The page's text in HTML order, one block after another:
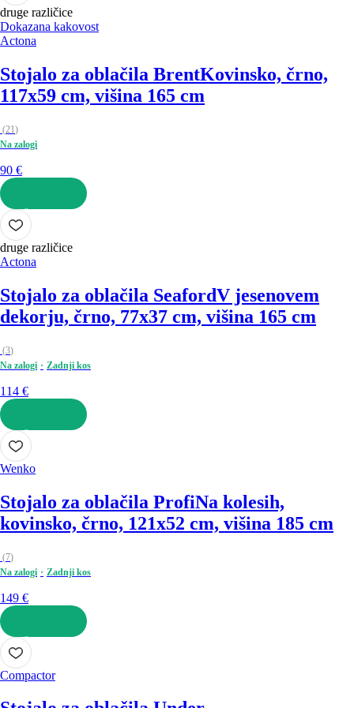
druge različice
Dokazana kakovost
Actona
Stojalo za oblačila BrentKovinsko, črno,
117x59 cm, višina 165 cm
(21)
Na zalogi
90 €
V KOŠARICO
druge različice
Actona
Stojalo za oblačila SeafordV jesenovem
dekorju, črno, 77x37 cm, višina 165 cm
(3)
Na zalogi
Zadnji kos
114 €
V KOŠARICO
Wenko
Stojalo za oblačila ProfiNa kolesih,
kovinsko, črno, 121x52 cm, višina 185 cm
(7)
Na zalogi
Zadnji kos
149 €
V KOŠARICO
Compactor